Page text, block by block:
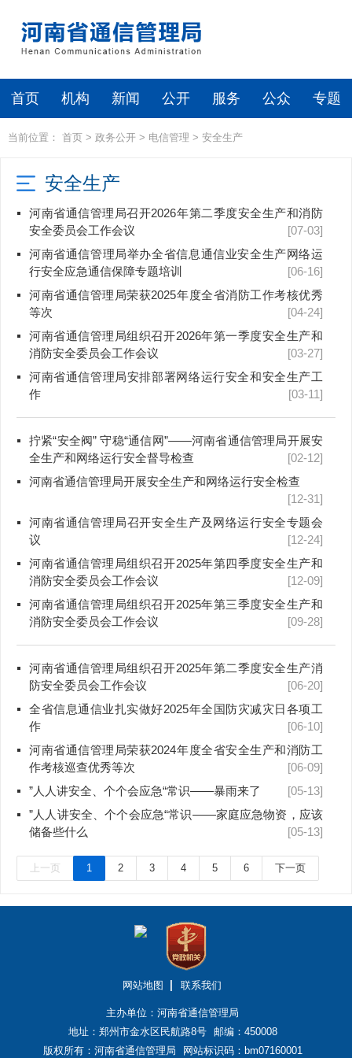
首页 机构 新闻 公开 服务 公众 专题
当前位置： 首页 > 政务公开 > 电信管理 > 安全生产
安全生产
河南省通信管理局召开2026年第二季度安全生产和消防
安全委员会工作会议
[07-03]
河南省通信管理局举办全省信息通信业安全生产网络运
行安全应急通信保障专题培训
[06-16]
河南省通信管理局荣获2025年度全省消防工作考核优秀
等次
[04-24]
河南省通信管理局组织召开2026年第一季度安全生产和
消防安全委员会工作会议
[03-27]
河南省通信管理局安排部署网络运行安全和安全生产工
作
[03-11]
拧紧“安全阀” 守稳“通信网”——河南省通信管理局开展安
全生产和网络运行安全督导检查
[02-12]
河南省通信管理局开展安全生产和网络运行安全检查
[12-31]
河南省通信管理局召开安全生产及网络运行安全专题会
议
[12-24]
河南省通信管理局组织召开2025年第四季度安全生产和
消防安全委员会工作会议
[12-09]
河南省通信管理局组织召开2025年第三季度安全生产和
消防安全委员会工作会议
[09-28]
河南省通信管理局组织召开2025年第二季度安全生产消
防安全委员会工作会议
[06-20]
全省信息通信业扎实做好2025年全国防灾减灾日各项工
作
[06-10]
河南省通信管理局荣获2024年度全省安全生产和消防工
作考核巡查优秀等次
[06-09]
”人人讲安全、个个会应急“常识——暴雨来了
[05-13]
”人人讲安全、个个会应急“常识——家庭应急物资，应该
储备些什么
[05-13]
上一页 1 2 3 4 5 6 下一页
网站地图 联系我们
主办单位：河南省通信管理局
地址：郑州市金水区民航路8号
邮编：450008
版权所有：河南省通信管理局
网站标识码：bm07160001